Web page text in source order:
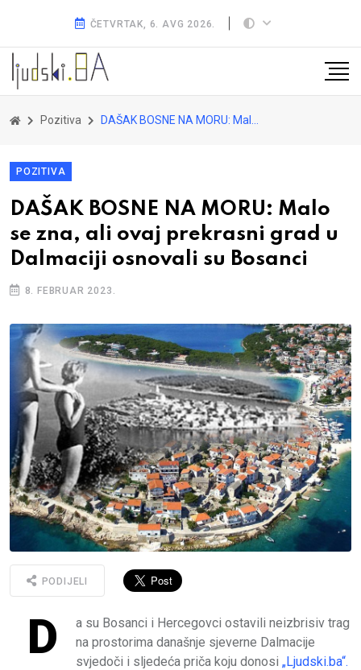
ČETVRTAK, 6. AVG 2026.
Pozitiva DAŠAK BOSNE NA MORU: Malo se zna, ali ovaj prekrasni grad u Dalmaciji osnovali su Bosanci
POZITIVA
DAŠAK BOSNE NA MORU: Malo
se zna, ali ovaj prekrasni grad u
Dalmaciji osnovali su Bosanci
8. FEBRUAR 2023.
PODIJELI
D
a su Bosanci i Hercegovci ostavili neizbrisiv trag
na prostorima današnje sjeverne Dalmacije
svjedoči i sljedeća priča koju donosi „Ljudski.ba“.